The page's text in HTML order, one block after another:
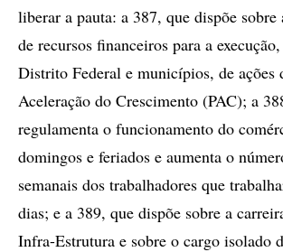
liberar a pauta: a 387, que dispõe sobre
de recursos financeiros para a
Distrito Federal e municípios, de ações
Aceleração do Crescimento (PAC); a
regulamenta o funcionamento do
domingos e feriados e aumenta o
semanais dos trabalhadores que
dias; e a 389, que dispõe sobre a
Infra-Estrutura e sobre o cargo isolado